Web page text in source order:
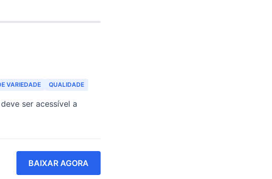
VARIEDADE QUALIDADE
ser acessível a
BAIXAR AGORA